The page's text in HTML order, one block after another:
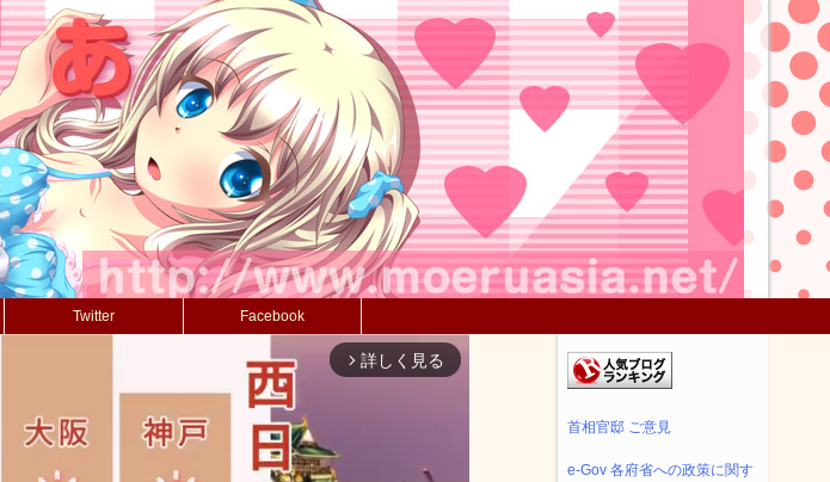
Twitter Facebook
arrow_forward_ios 詳しく見る
首相官邸 ご意見
e-Gov 各府省への政策に関す